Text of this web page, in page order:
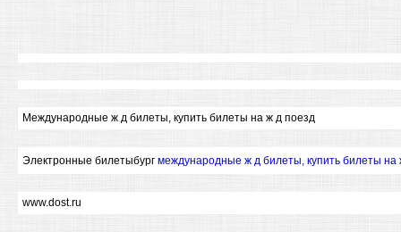
Международные ж д билеты, купить билеты на ж д поезд
Электронные билетыбург международные ж д билеты, купить билеты на
www.dost.ru